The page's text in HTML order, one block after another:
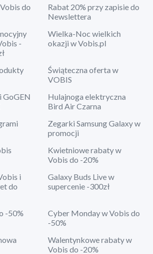
do
Rabat 20% przy zapisie do
Newslettera
-
Wielka-Noc wielkich
okazji w Vobis.pl
Świąteczna oferta w
VOBIS
GoGEN
Hulajnoga elektryczna
Bird Air Czarna
Zegarki Samsung Galaxy w
promocji
Kwietniowe rabaty w
Vobis do -20%
i
do
Galaxy Buds Live w
supercenie -300zł
-50%
Cyber Monday w Vobis do
-50%
Walentynkowe rabaty w
Vobis do -20%